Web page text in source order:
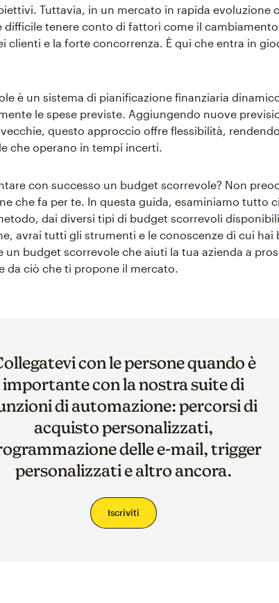
Tuttavia, in un mercato in rapida evoluzione
difficile tenere conto di fattori come il
clienti e la forte concorrenza. È qui che entra in
è un sistema di pianificazione finanziaria
le spese previste. Aggiungendo nuove
questo approccio offre flessibilità,
che operano in tempi incerti.
con successo un budget scorrevole? Non
che fa per te. In questa guida, esaminiamo tutto
dai diversi tipi di budget scorrevoli
avrai tutti gli strumenti e le conoscenze di cui hai
un budget scorrevole che aiuti la tua azienda a
da ciò che ti propone il mercato.
con le persone quando è
importante con la nostra suite di
di automazione: percorsi di
acquisto personalizzati,
delle e-mail, trigger
personalizzati e altro ancora.
Iscriviti